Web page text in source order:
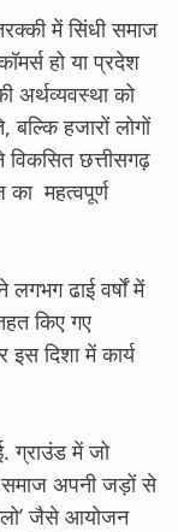
में सिंधी समाज
हो या प्रदेश
अर्थव्यवस्था को
हजारों लोगों
विकसित छत्तीसगढ़
महत्वपूर्ण
ढाई वर्षों में
किए गए
दिशा में कार्य
ग्राउंड में जो
समाज अपनी जड़ों से
जैसे आयोजन